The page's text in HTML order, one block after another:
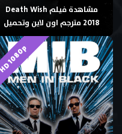
مشاهدة فيلم Death Wish
2018 مترجم اون لاين وتحميل
1080p